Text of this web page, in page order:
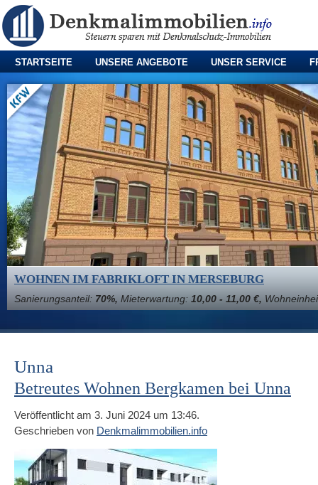
STARTSEITE UNSERE ANGEBOTE UNSER SERVICE
WOHNEN IM FABRIKLOFT IN MERSEBURG
Sanierungsanteil: 70%, Mieterwartung: 10,00 - 11,00 €,
Unna
Betreutes Wohnen Bergkamen bei Unna
Veröffentlicht am 3. Juni 2024 um 13:46.
Geschrieben von Denkmalimmobilien.info